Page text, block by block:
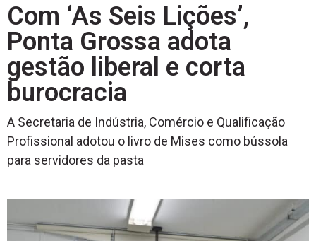
Com ‘As Seis Lições’,
Ponta Grossa adota
gestão liberal e corta
burocracia
A Secretaria de Indústria, Comércio e Qualificação
Profissional adotou o livro de Mises como bússola
para servidores da pasta